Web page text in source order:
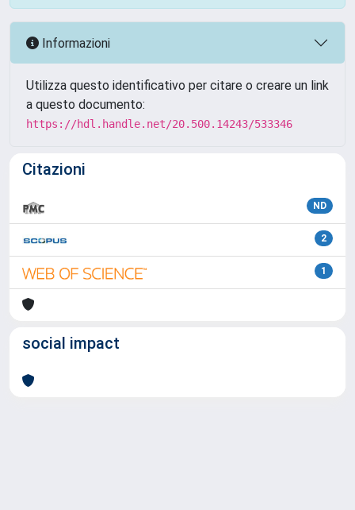
Informazioni
Utilizza questo identificativo per citare o creare un link
a questo documento:
https://hdl.handle.net/20.500.14243/533346
Citazioni
ND
2
1
social impact